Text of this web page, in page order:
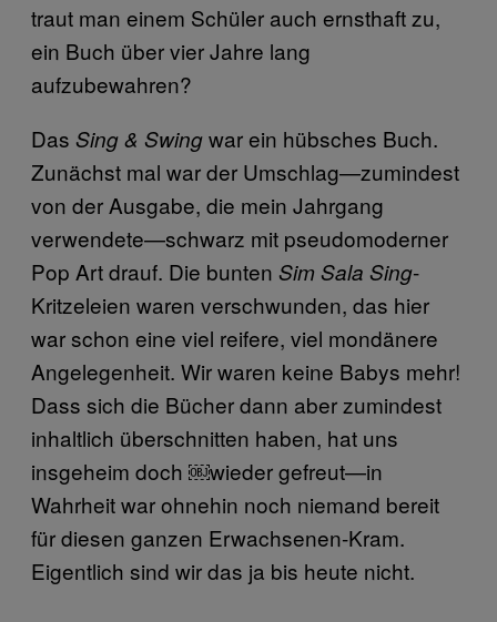
traut man einem Schüler auch ernsthaft zu,
ein Buch über vier Jahre lang
aufzubewahren?
Das Sing & Swingwar ein hübsches Buch.
Zunächst mal war der Umschlag—zumindest
von der Ausgabe, die mein Jahrgang
verwendete—schwarz mit pseudomoderner
Pop Art drauf. Die bunten Sim Sala Sing-
Kritzeleien waren verschwunden, das hier
war schon eine viel reifere, viel mondänere
Angelegenheit. Wir waren keine Babys mehr!
Dass sich die Bücher dann aber zumindest
inhaltlich überschnitten haben, hat uns
insgeheim doch ￼wieder gefreut—in
Wahrheit war ohnehin noch niemand bereit
für diesen ganzen Erwachsenen-Kram.
Eigentlich sind wir das ja bis heute nicht.